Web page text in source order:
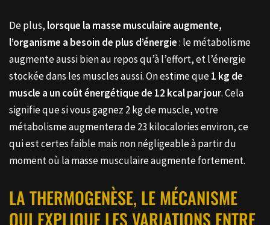
De plus, lorsque la masse musculaire augmente,
l’organisme a besoin de plus d’énergie: le métabolisme
augmente aussi bien au repos qu’à l’effort, et l’énergie
stockée dans les muscles aussi. On estime que1 kg de
muscle a un coût énergétique de 12 kcal par jour. Cela
signifie que si vous gagnez 2 kg de muscle, votre
métabolisme augmentera de 23 kilocalories environ, ce
qui est certes faible mais non négligeable à partir du
moment où la masse musculaire augmente fortement.
LA THERMOGENÈSE, LE MÉCANISME
QUI EXPLIQUE LES VARIATIONS ENTRE